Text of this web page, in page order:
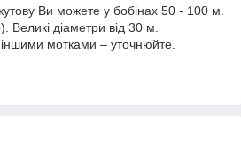
Ви можете у бобінах 50 - 100 м.
Великі діаметри від 30 м.
мотками – уточнюйте.